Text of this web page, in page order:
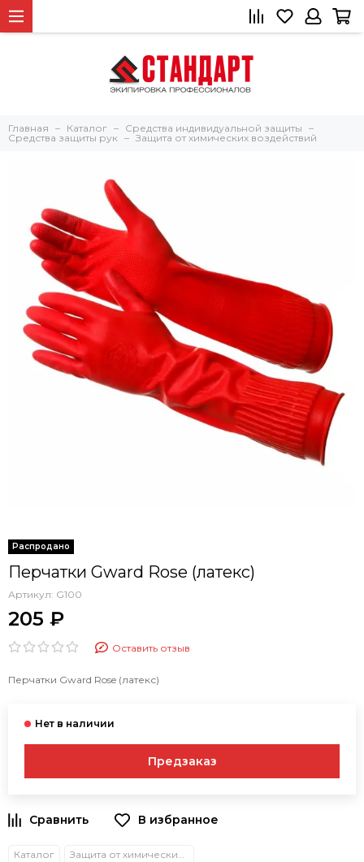
Главная Каталог
Средства индивидуальной защиты
Средства защиты рук
Защита от химических воздействий
Перчатки Gward Rose (латекс)
Артикул: G100
205 ₽
Оставить отзыв
Перчатки Gward Rose (латекс)
Предзаказ
В избранное
Каталог Защита от химических воздействий